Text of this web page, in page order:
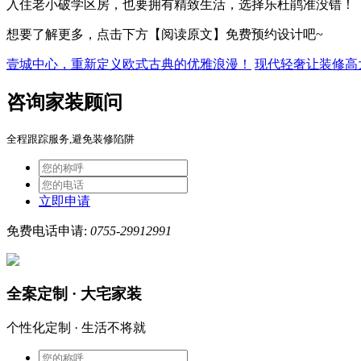
入住老小破学区房，也要拥有精致生活，选择乐杜鹃准没错！
想要了解更多，点击下方【阅读原文】免费预约设计吧~
壹城中心，重新定义欧式古典的优雅浪漫！ 现代轻奢让装修高
咨询家装顾问
全程跟踪服务,避免装修陷阱
立即申请
免费电话申请: 0755-29912991
全案定制 · 大宅家装
个性化定制 · 生活不将就